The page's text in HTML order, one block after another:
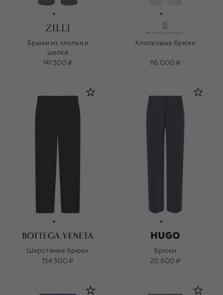
Брюки из хлопка и
шелка
141 500 ₽
Хлопковые брюки
116 000 ₽
Шерстяные брюки
154 500 ₽
Брюки
20 600 ₽